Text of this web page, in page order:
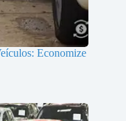
Economize